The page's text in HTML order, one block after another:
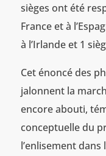
sièges ont été
France et à
à l’Irlande et 1
Cet énoncé des
jalonnent la
encore abouti,
conceptuelle du
l’enlisement